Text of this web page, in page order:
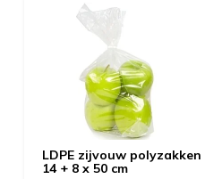
LDPE zijvouw polyzakken
14 + 8 x 50 cm